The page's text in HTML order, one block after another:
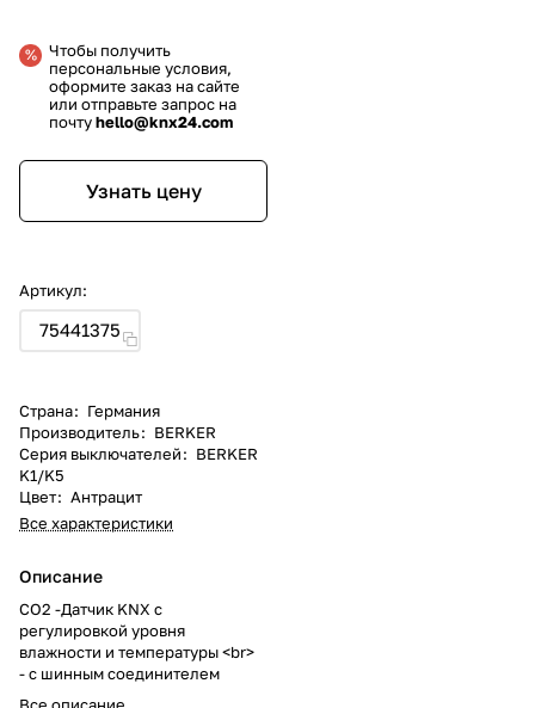
Чтобы получить
персональные условия,
оформите заказ на сайте
или отправьте запрос на
почтуhello@knx24.com
Узнать цену
Артикул:
75441375
Страна: Германия
Производитель: BERKER
Серия выключателей: BERKER
K1/K5
Цвет: Антрацит
Все характеристики
Описание
CO2 -Датчик KNX с
регулировкой уровня
влажности и температуры <br>
- с шинным соединителем
Все описание